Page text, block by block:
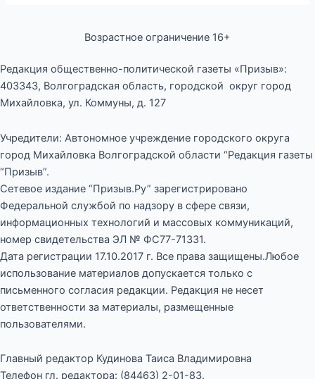
Возрастное ограничение 16+
Редакция общественно-политической газеты «Призыв»:
403343, Волгоградская область, городской округ город
Михайловка, ул. Коммуны, д. 127
Учредители: Автономное учреждение городского округа
город Михайловка Волгоградской области “Редакция газеты
“Призыв”.
Сетевое издание “Призыв.Ру” зарегистрировано
Федеральной службой по надзору в сфере связи,
информационных технологий и массовых коммуникаций,
номер свидетельства ЭЛ № ФС77-71331.
Дата регистрации 17.10.2017 г. Все права защищены.Любое
использование материалов допускается только с
письменного согласия редакции. Редакция не несет
ответственности за материалы, размещенные
пользователями.
Главный редактор Кудинова Таиса Владимировна
Телефон гл. редактора: (84463) 2-01-83.